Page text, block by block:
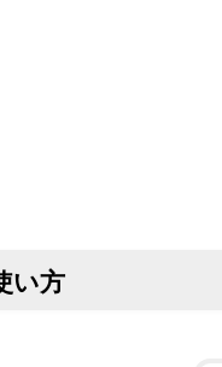
い方